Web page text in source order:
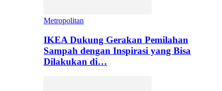
Metropolitan
IKEA Dukung Gerakan Pemilahan
Sampah dengan Inspirasi yang Bisa
Dilakukan di…